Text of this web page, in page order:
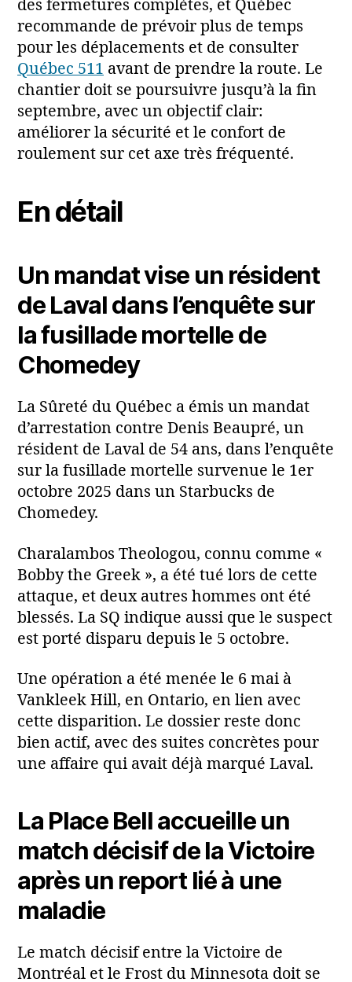
des fermetures complètes, et Québec
recommande de prévoir plus de temps
pour les déplacements et de consulter
Québec 511 avant de prendre la route. Le
chantier doit se poursuivre jusqu’à la fin
septembre, avec un objectif clair:
améliorer la sécurité et le confort de
roulement sur cet axe très fréquenté.
En détail
Un mandat vise un résident
de Laval dans l’enquête sur
la fusillade mortelle de
Chomedey
La Sûreté du Québec a émis un mandat
d’arrestation contre Denis Beaupré, un
résident de Laval de 54 ans, dans l’enquête
sur la fusillade mortelle survenue le 1er
octobre 2025 dans un Starbucks de
Chomedey.
Charalambos Theologou, connu comme «
Bobby the Greek », a été tué lors de cette
attaque, et deux autres hommes ont été
blessés. La SQ indique aussi que le suspect
est porté disparu depuis le 5 octobre.
Une opération a été menée le 6 mai à
Vankleek Hill, en Ontario, en lien avec
cette disparition. Le dossier reste donc
bien actif, avec des suites concrètes pour
une affaire qui avait déjà marqué Laval.
La Place Bell accueille un
match décisif de la Victoire
après un report lié à une
maladie
Le match décisif entre la Victoire de
Montréal et le Frost du Minnesota doit se